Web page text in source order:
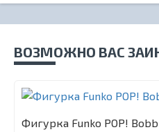
ВОЗМОЖНО ВАС